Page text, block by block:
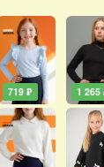
719 ₽ 1 265